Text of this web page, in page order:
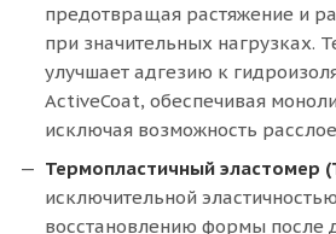
предотвращая растяжение и
при значительных нагрузках.
улучшает адгезию к
ActiveCoat, обеспечивая
исключая возможность
Термопластичный эластомер
исключительной
восстановлению формы после